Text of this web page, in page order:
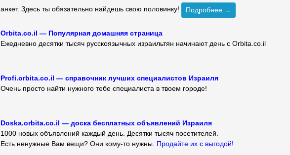
анкет. Здесь ты обязательно найдешь свою половинку!
Подробнее →
Orbita.co.il — Популярная домашняя страница
Ежедневно десятки тысяч русскоязычных израильтян начинают день с Orbita.co.il
Profi.orbita.co.il — справочник лучших специалистов Израиля
Очень просто найти нужного тебе специалиста в твоем городе!
Doska.orbita.co.il — доска бесплатных объявлений Израиля
1000 новых объявлений каждый день. Десятки тысяч посетителей.
Есть ненужные Вам вещи? Они кому-то нужны. Продайте их с выгодой!